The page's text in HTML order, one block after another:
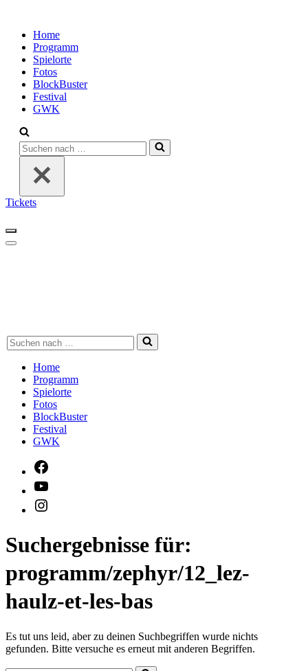
Home
Programm
Spielorte
Fotos
BlockBuster
Festival
GWK
Suchen
nach …
Tickets
Navigationsmenü
Navigationsmenü
Suchen
nach …
Home
Programm
Spielorte
Fotos
BlockBuster
Festival
GWK
Suchergebnisse für:
programm/zephyr/12_lez-
haulz-et-les-bas
Es tut uns leid, aber zu deinen Suchbegriffen wurde nichts
gefunden. Bitte versuche es erneut mit anderen Begriffen.